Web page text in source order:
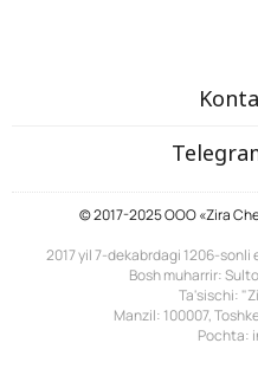
© 2017-2025 ООО «Zira
2017 yil 7-dekabrdagi 1206-
Bosh muharrir:
Ta'sischi:
Manzil: 100007,
Pochta: